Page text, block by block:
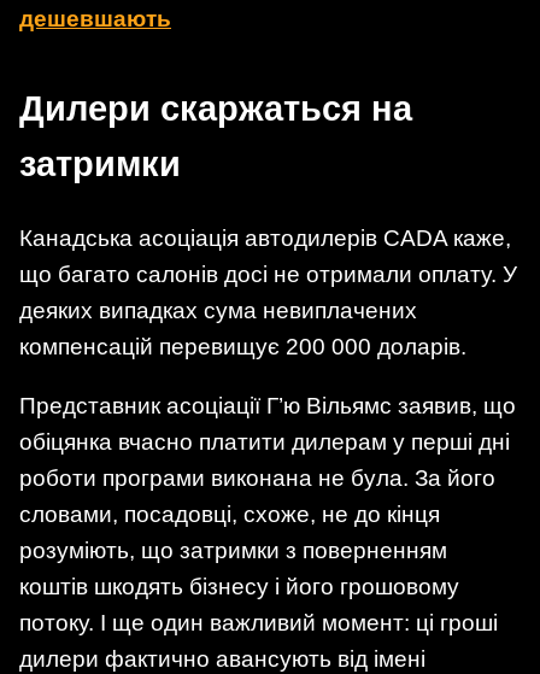
дешевшають
Дилери скаржаться на
затримки
Канадська асоціація автодилерів CADA каже,
що багато салонів досі не отримали оплату. У
деяких випадках сума невиплачених
компенсацій перевищує 200 000 доларів.
Представник асоціації Г’ю Вільямс заявив, що
обіцянка вчасно платити дилерам у перші дні
роботи програми виконана не була. За його
словами, посадовці, схоже, не до кінця
розуміють, що затримки з поверненням
коштів шкодять бізнесу і його грошовому
потоку. І ще один важливий момент: ці гроші
дилери фактично авансують від імені